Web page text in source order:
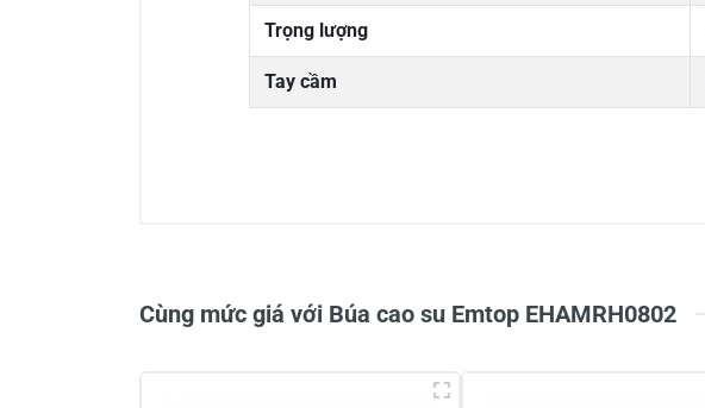
Trọng lượng
Tay cầm
Cùng mức giá với Búa cao su Emtop EHAMRH0802